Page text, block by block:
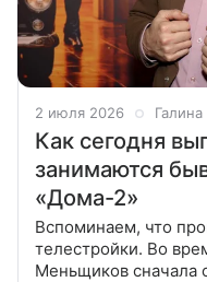
2 июля 2026 Галина
Как сегодня
занимаются
«Дома-2»
Вспоминаем, что
телестройки. Во
Меньщиков сначала